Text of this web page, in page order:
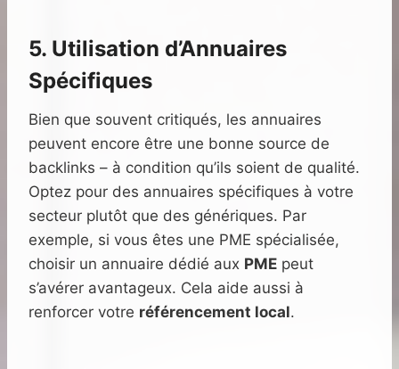
5. Utilisation d’Annuaires
Spécifiques
Bien que souvent critiqués, les annuaires
peuvent encore être une bonne source de
backlinks – à condition qu’ils soient de qualité.
Optez pour des annuaires spécifiques à votre
secteur plutôt que des génériques. Par
exemple, si vous êtes une PME spécialisée,
choisir un annuaire dédié aux PME peut
s’avérer avantageux. Cela aide aussi à
renforcer votre référencement local.